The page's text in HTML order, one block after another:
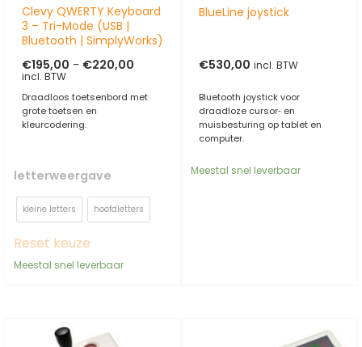
Clevy QWERTY Keyboard
3 – Tri-Mode (USB |
Bluetooth | SimplyWorks)
€195,00 - €220,00
€220,00
incl. BTW
Draadloos toetsenbord met
grote toetsen en
kleurcodering.
letterweergave
kleine letters hoofdletters
Reset keuze
Meestal snel leverbaar
BlueLine joystick
€530,00 incl. BTW
Bluetooth joystick voor
draadloze cursor‑ en
muisbesturing op tablet en
computer.
Meestal snel leverbaar